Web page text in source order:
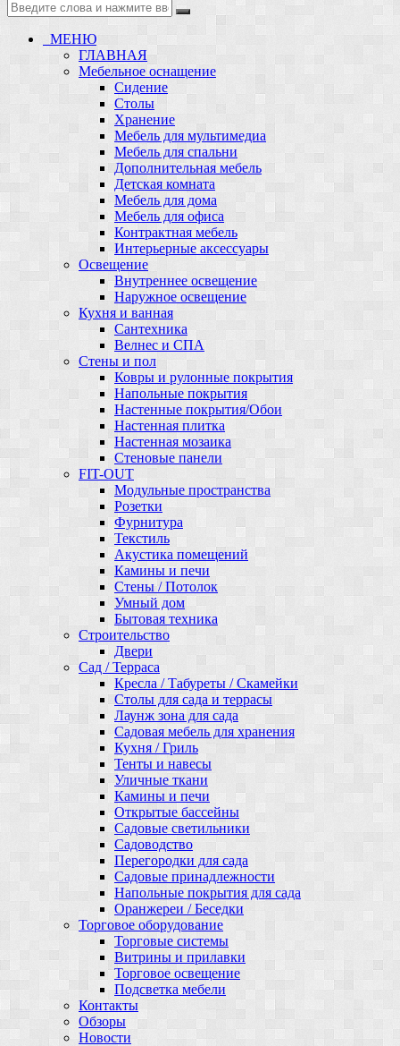
МЕНЮ
ГЛАВНАЯ
Мебельное оснащение
Сидение
Столы
Хранение
Мебель для мультимедиа
Мебель для спальни
Дополнительная мебель
Детская комната
Мебель для дома
Мебель для офиса
Контрактная мебель
Интерьерные аксессуары
Освещение
Внутреннее освещение
Наружное освещение
Кухня и ванная
Сантехника
Велнес и СПА
Стены и пол
Ковры и рулонные покрытия
Напольные покрытия
Настенные покрытия/Обои
Настенная плитка
Настенная мозаика
Стеновые панели
FIT-OUT
Модульные пространства
Розетки
Фурнитура
Текстиль
Акустика помещений
Камины и печи
Стены / Потолок
Умный дом
Бытовая техника
Строительство
Двери
Сад / Терраса
Кресла / Табуреты / Скамейки
Столы для сада и террасы
Лаунж зона для сада
Садовая мебель для хранения
Кухня / Гриль
Тенты и навесы
Уличные ткани
Камины и печи
Открытые бассейны
Садовые светильники
Садоводство
Перегородки для сада
Садовые принадлежности
Напольные покрытия для сада
Оранжереи / Беседки
Торговое оборудование
Торговые системы
Витрины и прилавки
Торговое освещение
Подсветка мебели
Контакты
Обзоры
Новости